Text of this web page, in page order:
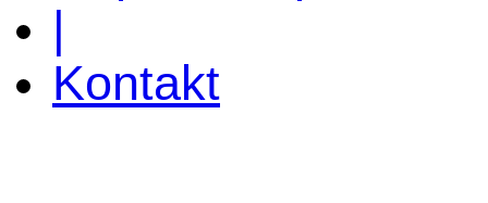
|
Kontakt